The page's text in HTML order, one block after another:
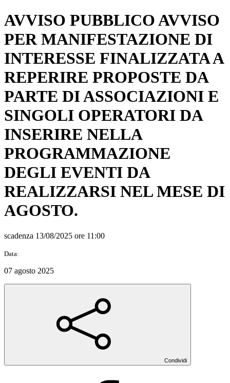
AVVISO PUBBLICO AVVISO
PER MANIFESTAZIONE DI
INTERESSE FINALIZZATA A
REPERIRE PROPOSTE DA
PARTE DI ASSOCIAZIONI E
SINGOLI OPERATORI DA
INSERIRE NELLA
PROGRAMMAZIONE
DEGLI EVENTI DA
REALIZZARSI NEL MESE DI
AGOSTO.
scadenza 13/08/2025 ore 11:00
Data:
07 agosto 2025
Condividi